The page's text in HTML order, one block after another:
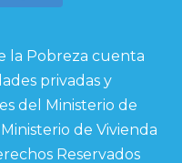
la Pobreza cuenta
privadas y
del Ministerio de
de Vivienda
Reservados